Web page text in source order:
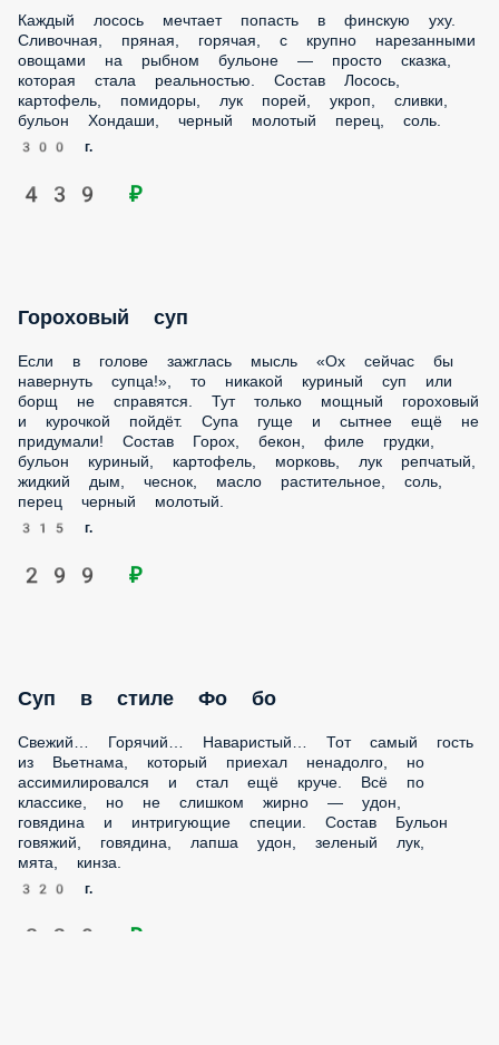
Если в голове зажглась мысль «Ох сейчас бы навернуть
супца!», то никакой куриный суп или борщ не справятся.
Тут только мощный гороховый и курочкой пойдёт. Супа
гуще и сытнее ещё не придумали! Состав Горох, бекон,
филе грудки, бульон куриный, картофель, морковь, лук
репчатый, жидкий дым, чеснок, масло растительное, соль,
перец черный молотый.
315 г.
299 ₽
Суп в стиле Фо бо
Свежий… Горячий… Наваристый… Тот самый гость из
Вьетнама, который приехал ненадолго, но
ассимилировался и стал ещё круче. Всё по классике, но не
слишком жирно — удон, говядина и интригующие специи.
Состав Бульон говяжий, говядина, лапша удон, зеленый
лук, мята, кинза.
320 г.
Сектор «Мисо суп» на барабане! Заносите гостинцы:
нежный тофу, свежие шампиньоны, водоросли вакаме и,
герой дня, — бульон на основе пасты Мисо. Пикантно,
солоновато и даже немного сладко. Состав Сыр тофу,
шампиньоны свежие, водоросли вакаме, зеленый лук,
бульон «Мисо».
290 г.
199 ₽